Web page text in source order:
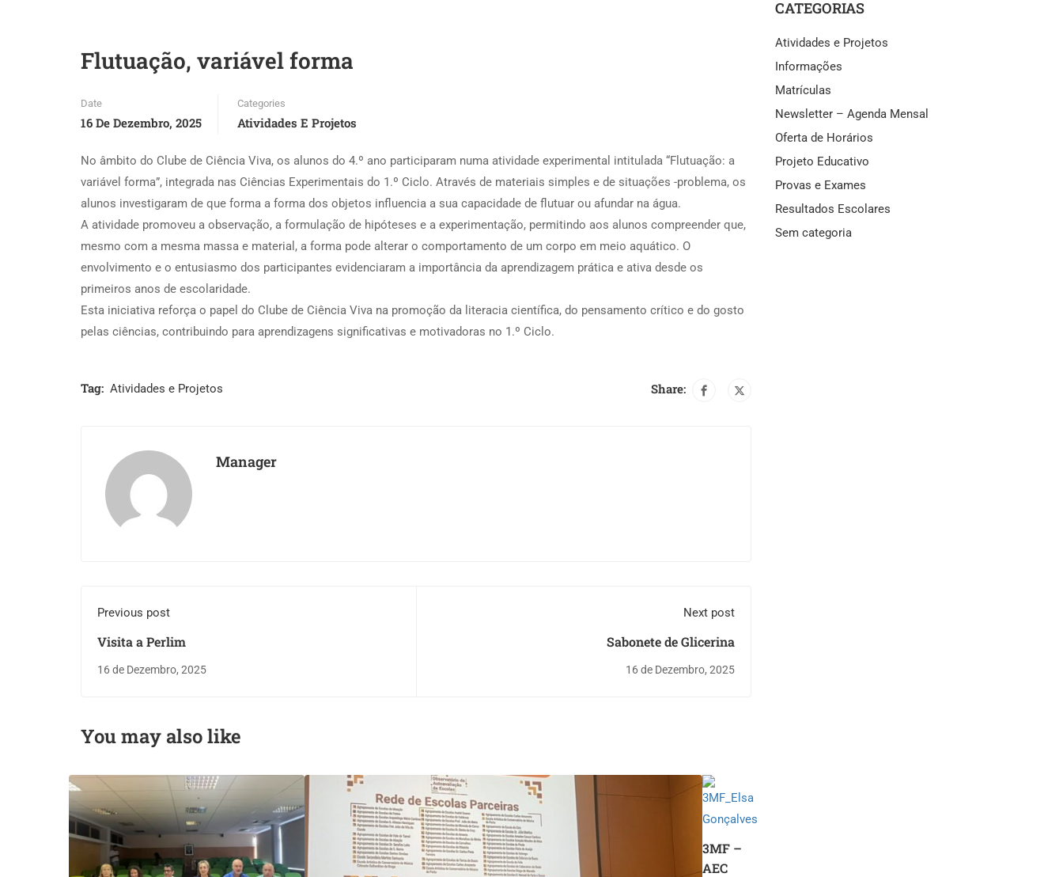
Flutuação, variável forma
Date
16 De Dezembro, 2025
Categories
Atividades E Projetos
No âmbito do Clube de Ciência Viva, os alunos do 4.º ano participaram numa atividade experimental intitulada “Flutuação: a
variável forma”, integrada nas Ciências Experimentais do 1.º Ciclo. Através de materiais simples e de situações -problema, os
alunos investigaram de que forma a forma dos objetos influencia a sua capacidade de flutuar ou afundar na água.
A atividade promoveu a observação, a formulação de hipóteses e a experimentação, permitindo aos alunos compreender que,
mesmo com a mesma massa e material, a forma pode alterar o comportamento de um corpo em meio aquático. O
envolvimento e o entusiasmo dos participantes evidenciaram a importância da aprendizagem prática e ativa desde os
primeiros anos de escolaridade.
Esta iniciativa reforça o papel do Clube de Ciência Viva na promoção da literacia científica, do pensamento crítico e do gosto
pelas ciências, contribuindo para aprendizagens significativas e motivadoras no 1.º Ciclo.
Tag: Atividades e Projetos Share:
Manager
Previous post
Visita a Perlim
16 de Dezembro, 2025
Next post
Sabonete de Glicerina
16 de Dezembro, 2025
You may also like
3MF –
AEC
CATEGORIAS
Atividades e Projetos
Informações
Matrículas
Newsletter – Agenda Mensal
Oferta de Horários
Projeto Educativo
Provas e Exames
Resultados Escolares
Sem categoria